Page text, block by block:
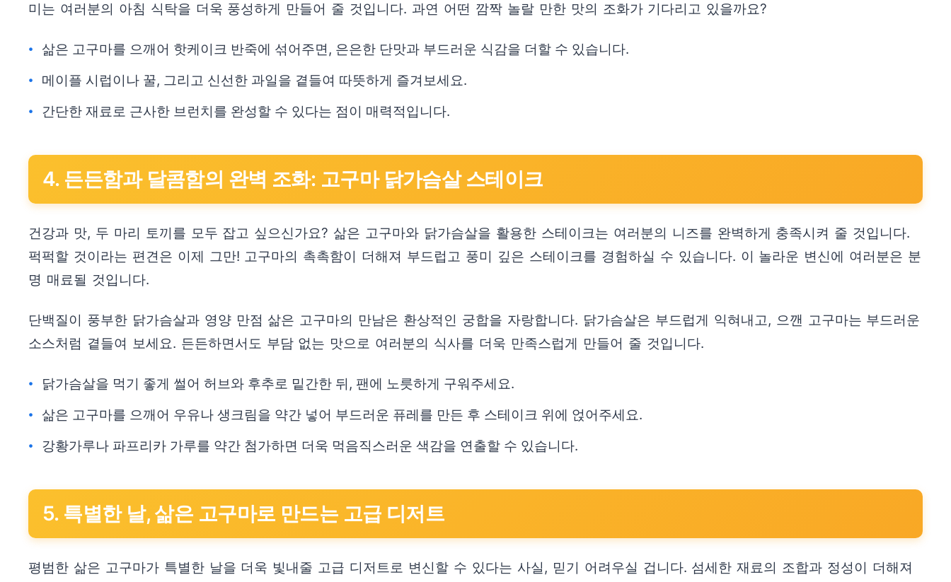
미는 여러분의 아침 식탁을 더욱 풍성하게 만들어 줄 것입니다. 과연 어떤 깜짝 놀랄 만한 맛의 조화가 기다리고 있을까요?
삶은 고구마를 으깨어 핫케이크 반죽에 섞어주면, 은은한 단맛과 부드러운 식감을 더할 수 있습니다.
메이플 시럽이나 꿀, 그리고 신선한 과일을 곁들여 따뜻하게 즐겨보세요.
간단한 재료로 근사한 브런치를 완성할 수 있다는 점이 매력적입니다.
4. 든든함과 달콤함의 완벽 조화: 고구마 닭가슴살 스테이크
건강과 맛, 두 마리 토끼를 모두 잡고 싶으신가요? 삶은 고구마와 닭가슴살을 활용한 스테이크는 여러분의 니즈를 완벽하게 충족시켜 줄 것입니다.
퍽퍽할 것이라는 편견은 이제 그만! 고구마의 촉촉함이 더해져 부드럽고 풍미 깊은 스테이크를 경험하실 수 있습니다. 이 놀라운 변신에 여러분은 분
명 매료될 것입니다.
단백질이 풍부한 닭가슴살과 영양 만점 삶은 고구마의 만남은 환상적인 궁합을 자랑합니다. 닭가슴살은 부드럽게 익혀내고, 으깬 고구마는 부드러운
소스처럼 곁들여 보세요. 든든하면서도 부담 없는 맛으로 여러분의 식사를 더욱 만족스럽게 만들어 줄 것입니다.
닭가슴살을 먹기 좋게 썰어 허브와 후추로 밑간한 뒤, 팬에 노릇하게 구워주세요.
삶은 고구마를 으깨어 우유나 생크림을 약간 넣어 부드러운 퓨레를 만든 후 스테이크 위에 얹어주세요.
강황가루나 파프리카 가루를 약간 첨가하면 더욱 먹음직스러운 색감을 연출할 수 있습니다.
5. 특별한 날, 삶은 고구마로 만드는 고급 디저트
평범한 삶은 고구마가 특별한 날을 더욱 빛내줄 고급 디저트로 변신할 수 있다는 사실, 믿기 어려우실 겁니다. 섬세한 재료의 조합과 정성이 더해져